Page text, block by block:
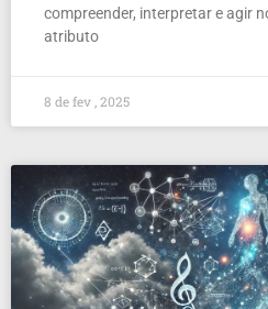
compreender, interpretar e agir
atributo
8 de fev , 2025